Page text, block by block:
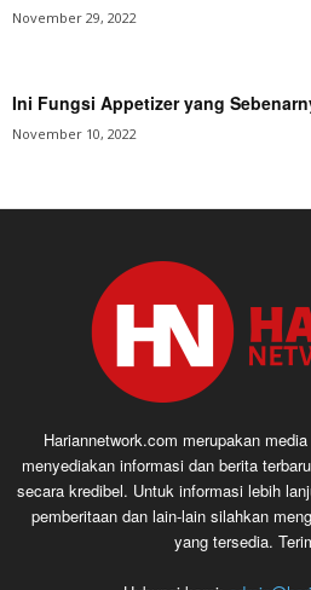
November 29, 2022
Ini Fungsi Appetizer yang
November 10, 2022
Hariannetwork.com merupakan
menyediakan informasi dan berita
secara kredibel. Untuk informasi lebih
pemberitaan dan lain-lain silahkan
yang tersedia.